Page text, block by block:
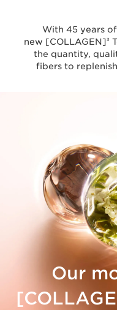
With 45 years
new [COLLAGEN]3
the quantity,
fibers to
Our